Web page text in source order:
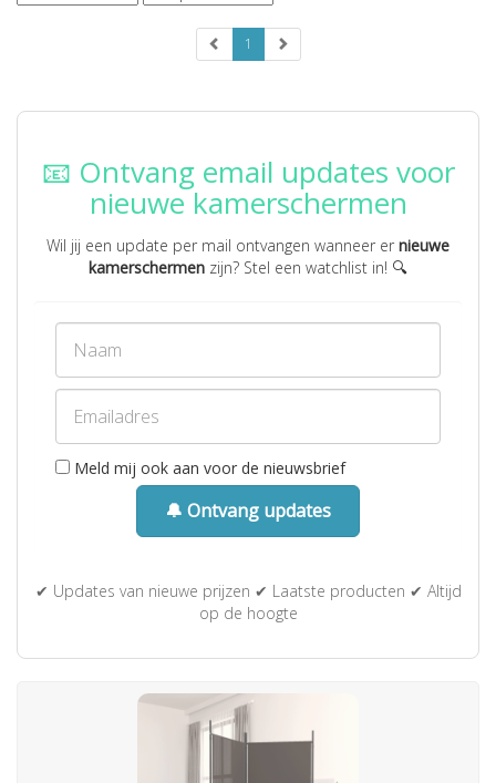
1
📧 Ontvang email updates voor
nieuwe kamerschermen
Wil jij een update per mail ontvangen wanneer er nieuwe
kamerschermen zijn? Stel een watchlist in! 🔍
Meld mij ook aan voor de nieuwsbrief
🔔 Ontvang updates
✔ Updates van nieuwe prijzen ✔ Laatste producten ✔ Altijd
op de hoogte